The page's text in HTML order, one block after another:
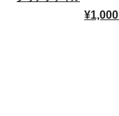
¥1,000